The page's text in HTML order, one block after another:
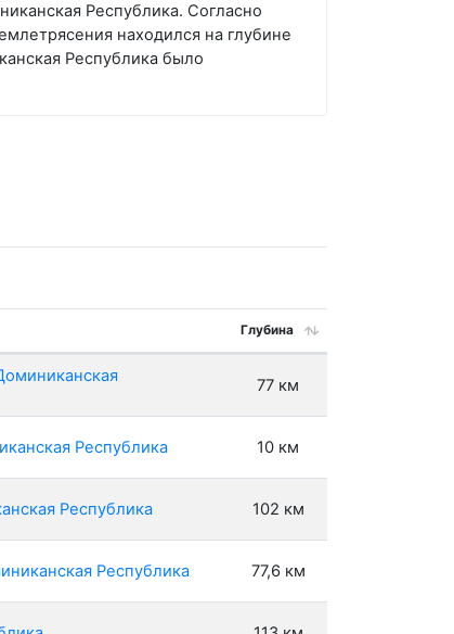
Республика. Согласно
находился на глубине
Республика было
Глубина
77 км
Республика 10 км
Республика 102 км
Республика 77,6 км